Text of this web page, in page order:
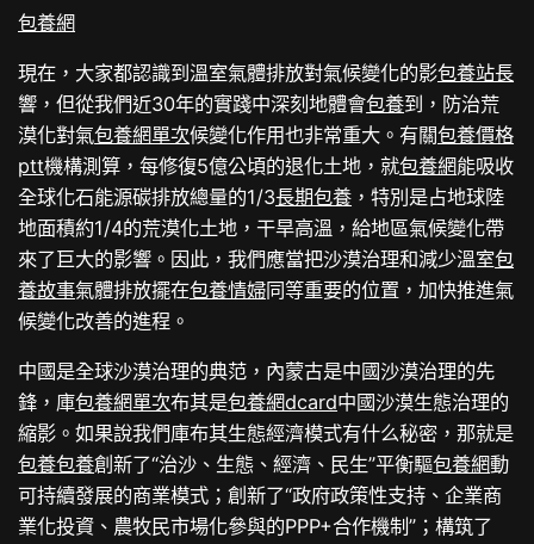
包養網
現在，大家都認識到溫室氣體排放對氣候變化的影包養站長
響，但從我們近30年的實踐中深刻地體會包養到，防治荒
漠化對氣包養網單次候變化作用也非常重大。有關包養價格
ptt機構測算，每修復5億公頃的退化土地，就包養網能吸收
全球化石能源碳排放總量的1/3長期包養 ，特別是占地球陸
地面積約1/4的荒漠化土地，干旱高溫，給地區氣候變化帶
來了巨大的影響。因此，我們應當把沙漠治理和減少溫室包
養故事氣體排放擺在包養情婦同等重要的位置，加快推進氣
候變化改善的進程。
中國是全球沙漠治理的典范，內蒙古是中國沙漠治理的先
鋒，庫包養網單次布其是包養網dcard中國沙漠生態治理的
縮影。如果說我們庫布其生態經濟模式有什么秘密，那就是
包養包養創新了“治沙、生態、經濟、民生”平衡驅包養網動
可持續發展的商業模式；創新了“政府政策性支持、企業商
業化投資、農牧民市場化參與的PPP+合作機制”；構筑了